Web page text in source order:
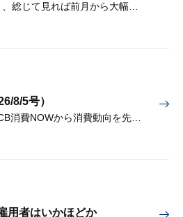
半耐久財とサービスが弱く、総じて見れば前月から大幅に減少
8/5号）
用者はいかほどか